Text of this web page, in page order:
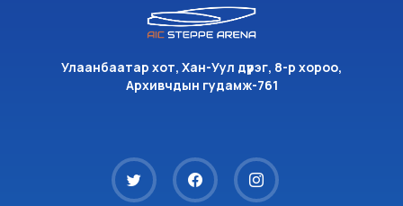
Улаанбаатар хот, Хан-Уул дүүрэг, 8-р хороо,
Архивчдын гудамж-761